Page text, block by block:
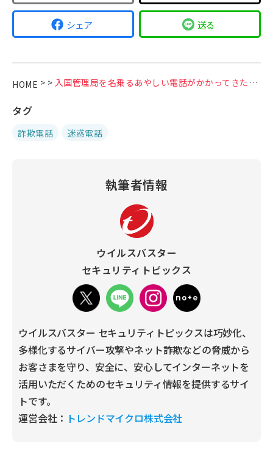
シェア 送る
HOME > > 入国管理局を名乗るあやしい電話がかかってきたら？対処法や対策を解説
タグ
詐欺電話 迷惑電話
執筆者情報
ウイルスバスター
セキュリティトピックス
ウイルスバスター セキュリティトピックスは巧妙化、
多様化するサイバー攻撃やネット詐欺などの脅威から
お客さまを守り、安全に、安心してインターネットを
活用いただくためのセキュリティ情報を提供するサイ
トです。
運営会社： トレンドマイクロ株式会社